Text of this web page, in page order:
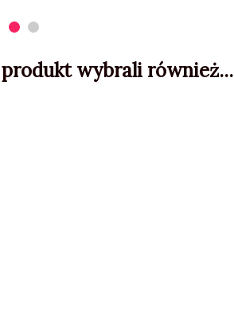
wybrali również...